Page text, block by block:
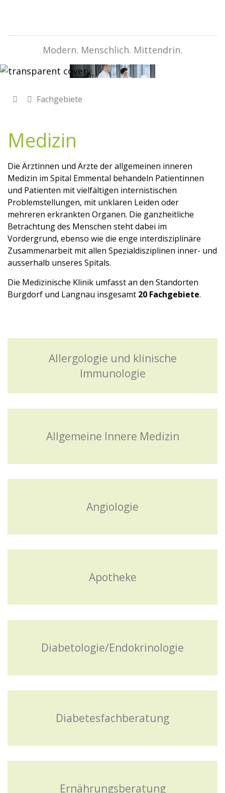
Modern. Menschlich. Mittendrin.
Fachgebiete
Medizin
Die Ärztinnen und Ärzte der allgemeinen inneren
Medizin im Spital Emmental behandeln Patientinnen
und Patienten mit vielfältigen internistischen
Problemstellungen, mit unklaren Leiden oder
mehreren erkrankten Organen. Die ganzheitliche
Betrachtung des Menschen steht dabei im
Vordergrund, ebenso wie die enge interdisziplinäre
Zusammenarbeit mit allen Spezialdisziplinen inner- und
ausserhalb unseres Spitals.
Die Medizinische Klinik umfasst an den Standorten
Burgdorf und Langnau insgesamt 20 Fachgebiete.
Allergologie und klinische
Immunologie
Allgemeine Innere Medizin
Angiologie
Apotheke
Diabetologie/Endokrinologie
Diabetesfachberatung
Ernährungsberatung